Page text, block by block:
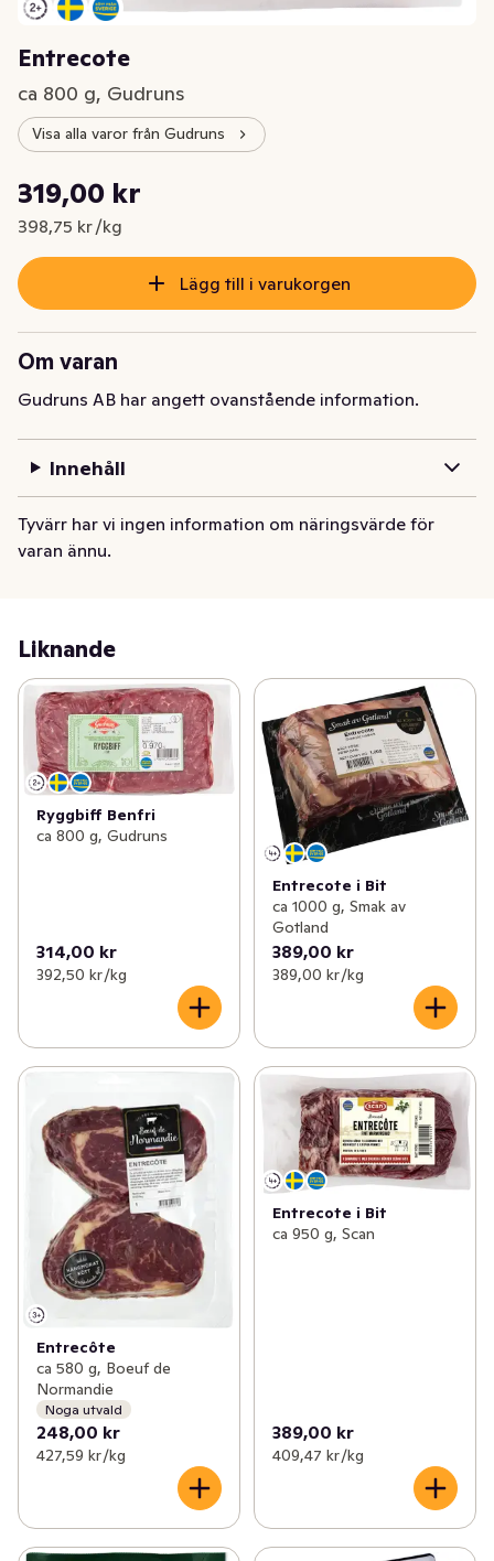
Entrecote
ca 800 g, Gudruns
Visa alla varor från Gudruns
Nuvarande pris är: 319,00 kr
319,00 kr
398,75 kr /kg
Styckpris: 398,75 kr /kg
Lägg till i varukorgen
Om varan
Gudruns AB har angett ovanstående information.
Innehåll
Tyvärr har vi ingen information om näringsvärde för
varan ännu.
Liknande
Ryggbiff Benfri
ca 800 g, Gudruns
314,00 kr
392,50 kr /kg
Entrecote i Bit
ca 1000 g, Smak av
Gotland
389,00 kr
389,00 kr /kg
Entrecôte
ca 580 g, Boeuf de
Normandie
Noga utvald
248,00 kr
427,59 kr /kg
Entrecote i Bit
ca 950 g, Scan
389,00 kr
409,47 kr /kg